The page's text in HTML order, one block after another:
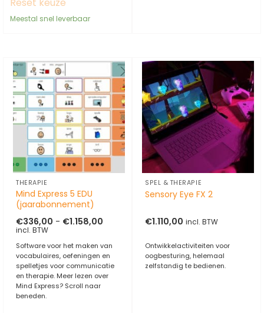
Meestal snel leverbaar
THERAPIE
Mind Express 5 EDU
(jaarabonnement)
€336,00 - €1.158,00 Prijsklasse:
€1.158,00
incl. BTW
Software voor het maken van
vocabulaires, oefeningen en
spelletjes voor communicatie
en therapie. Meer lezen over
Mind Express? Scroll naar
beneden.
SPEL & THERAPIE
Sensory Eye FX 2
€1.110,00 incl. BTW
Ontwikkelactiviteiten voor
oogbesturing, helemaal
zelfstandig te bedienen.